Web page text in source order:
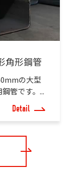
角形鋼管
の大型
管です。...
Detail